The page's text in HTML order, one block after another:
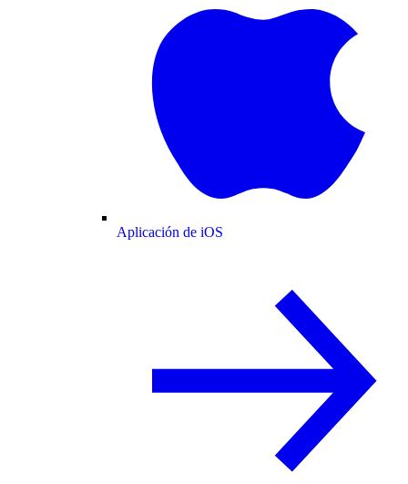
Aplicación de iOS